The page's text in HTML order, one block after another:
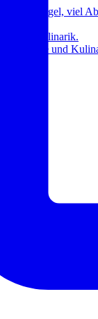
sanfte Hügel, viel
und Kulinarik.
Küste und